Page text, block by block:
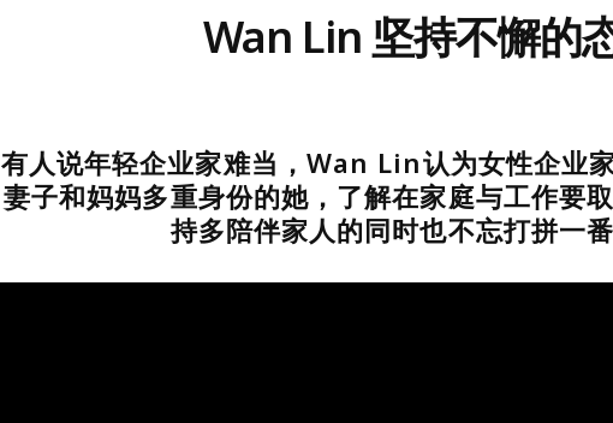
Wan Lin 坚持不懈的
有人说年轻企业家难当，Wan Lin认为女性企业
妻子和妈妈多重身份的她，了解在家庭与工作要
持多陪伴家人的同时也不忘打拼一番